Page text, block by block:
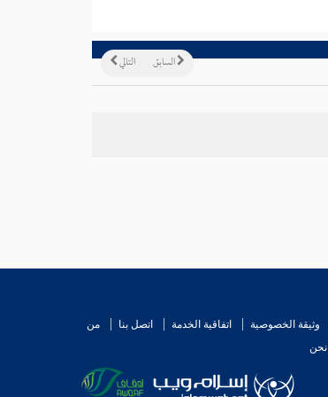
التالي السابق
وثيقة الخصوصية اتفاقية الخدمة اتصل بنا
من
نحن